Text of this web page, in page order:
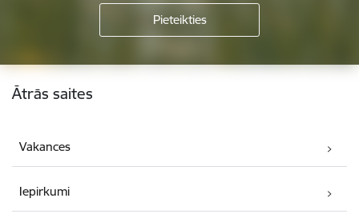
Kājene
Ātrās saites
Vakances
Iepirkumi